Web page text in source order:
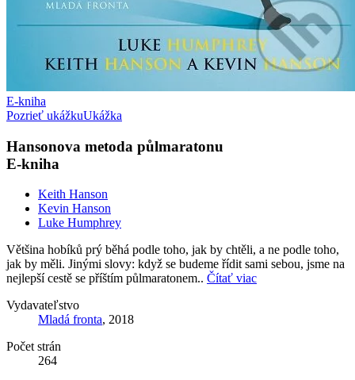
E-kniha
Pozrieť ukážkuUkážka
Hansonova metoda půlmaratonu
E-kniha
Keith Hanson
Kevin Hanson
Luke Humphrey
Většina hobíků prý běhá podle toho, jak by chtěli, a ne podle toho,
jak by měli. Jinými slovy: když se budeme řídit sami sebou, jsme na
nejlepší cestě se příštím půlmaratonem.. Čítať viac
Vydavateľstvo
Mladá fronta, 2018
Počet strán
264